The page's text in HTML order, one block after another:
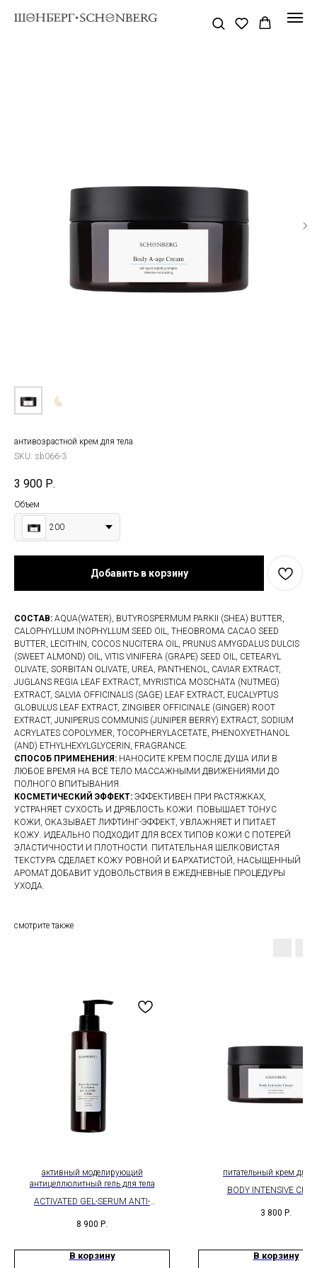
антивозрастной крем для тела
SKU: sb066-3
3 900 Р.
Объем
200
Добавить в корзину
СОСТАВ: AQUA(WATER), BUTYROSPERMUM PARKII (SHEA) BUTTER,
CALOPHYLLUM INOPHYLLUM SEED OIL, THEOBROMA CACAO SEED
BUTTER, LECITHIN, COCOS NUCITERA OIL, PRUNUS AMYGDALUS DULCIS
(SWEET ALMOND) OIL, VITIS VINIFERA (GRAPE) SEED OIL, CETEARYL
OLIVATE, SORBITAN OLIVATE, UREA, PANTHENOL, CAVIAR EXTRACT,
JUGLANS REGIA LEAF EXTRACT, MYRISTICA MOSCHATA (NUTMEG)
EXTRACT, SALVIA OFFICINALIS (SAGE) LEAF EXTRACT, EUCALYPTUS
GLOBULUS LEAF EXTRACT, ZINGIBER OFFICINALE (GINGER) ROOT
EXTRACT, JUNIPERUS COMMUNIS (JUNIPER BERRY) EXTRACT, SODIUM
ACRYLATES COPOLYMER, TOCOPHERYLACETATE, PHENOXYETHANOL
(AND) ETHYLHEXYLGLYCERIN, FRAGRANCE.
СПОСОБ ПРИМЕНЕНИЯ: НАНОСИТЕ КРЕМ ПОСЛЕ ДУША ИЛИ В
ЛЮБОЕ ВРЕМЯ НА ВСЁ ТЕЛО МАССАЖНЫМИ ДВИЖЕНИЯМИ ДО
ПОЛНОГО ВПИТЫВАНИЯ.
КОСМЕТИЧЕСКИЙ ЭФФЕКТ: ЭФФЕКТИВЕН ПРИ РАСТЯЖКАХ,
УСТРАНЯЕТ СУХОСТЬ И ДРЯБЛОСТЬ КОЖИ. ПОВЫШАЕТ ТОНУС
КОЖИ, ОКАЗЫВАЕТ ЛИФТИНГ-ЭФФЕКТ, УВЛАЖНЯЕТ И ПИТАЕТ
КОЖУ. ИДЕАЛЬНО ПОДХОДИТ ДЛЯ ВСЕХ ТИПОВ КОЖИ С ПОТЕРЕЙ
ЭЛАСТИЧНОСТИ И ПЛОТНОСТИ. ПИТАТЕЛЬНАЯ ШЕЛКОВИСТАЯ
ТЕКСТУРА СДЕЛАЕТ КОЖУ РОВНОЙ И БАРХАТИСТОЙ, НАСЫЩЕННЫЙ
АРОМАТ ДОБАВИТ УДОВОЛЬСТВИЯ В ЕЖЕДНЕВНЫЕ ПРОЦЕДУРЫ
УХОДА.
смотрите также
активный моделирующий
антицеллюлитный гель для тела
ACTIVATED GEL-SERUM ANTI-
8 900 Р.
В корзину
питательный крем для
BODY INTENSIVE
3 800 Р.
В корзину